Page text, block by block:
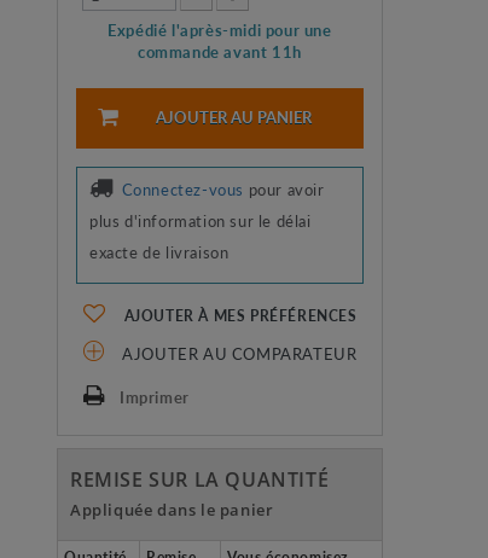
Expédié l'après-midi pour une
commande avant 11h
AJOUTER AU PANIER
Connectez-vous pour avoir
plus d'information sur le délai
exacte de livraison
AJOUTER À MES PRÉFÉRENCES
AJOUTER AU COMPARATEUR
Imprimer
REMISE SUR LA QUANTITÉ
Appliquée dans le panier